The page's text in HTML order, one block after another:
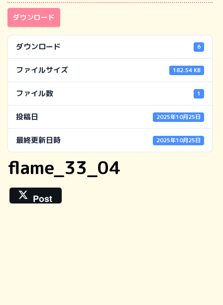
ダウンロード
ダウンロード 6
ファイルサイズ 182.54 KB
ファイル数 1
投稿日 2025年10月25日
最終更新日時 2025年10月25日
flame_33_04
Post